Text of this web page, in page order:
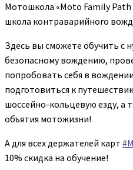
Мотошкола «Moto Family Path
школа контраварийного
Здесь вы сможете обучить с
безопасному вождению,
попробовать себя в
подготовиться к
шоссейно-кольцевую езду, а
объятия мотожизни!
А для всех держателей карт
10% скидка на обучение!